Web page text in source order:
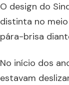
O design do
distinta no
pára-brisa
No início dos
estavam